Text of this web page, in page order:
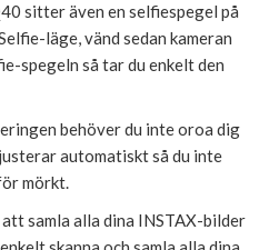
sitter även en selfiespegel på
läge, vänd sedan kameran
spegeln så tar du enkelt den
behöver du inte oroa dig
automatiskt så du inte
mörkt.
samla alla dina INSTAX-bilder